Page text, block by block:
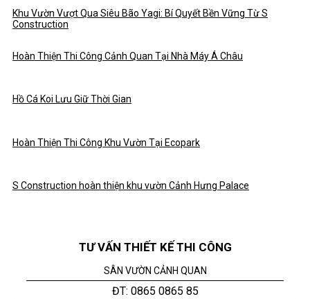
Khu Vườn Vượt Qua Siêu Bão Yagi: Bí Quyết Bền Vững Từ S
Construction
Hoàn Thiện Thi Công Cảnh Quan Tại Nhà Máy Á Châu
Hồ Cá Koi Lưu Giữ Thời Gian
Hoàn Thiện Thi Công Khu Vườn Tại Ecopark
S Construction hoàn thiện khu vườn Cảnh Hưng Palace
TƯ VẤN THIẾT KẾ THI CÔNG
SÂN VƯỜN CẢNH QUAN
ĐT: 0865 0865 85